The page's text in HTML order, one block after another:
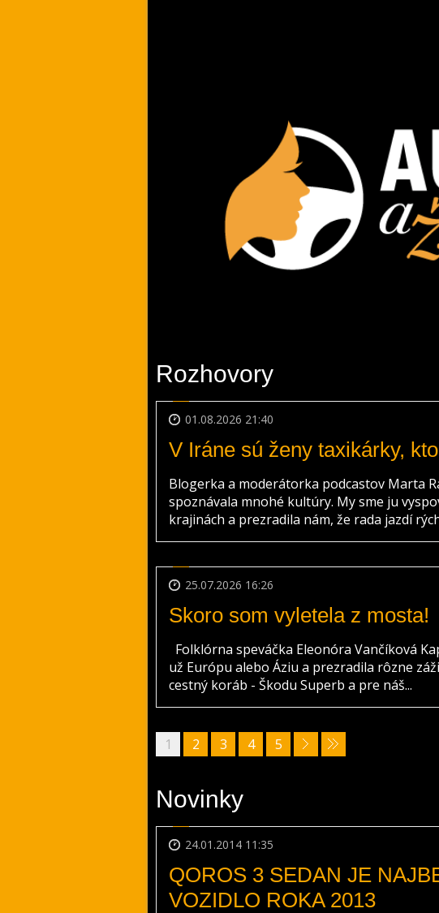
Rozhovory
01.08.2026 21:40
V Iráne sú ženy taxikárky,
Blogerka a moderátorka podcastov Marta
spoznávala mnohé kultúry. My sme ju
krajinách a prezradila nám, že rada jazdí
25.07.2026 16:26
Skoro som vyletela z mosta!
Folklórna speváčka Eleonóra Vančíková
už Európu alebo Áziu a prezradila rôzne
cestný koráb - Škodu Superb a pre náš...
1 2 3 4 5
Novinky
24.01.2014 11:35
QOROS 3 SEDAN JE
VOZIDLO ROKA 2013